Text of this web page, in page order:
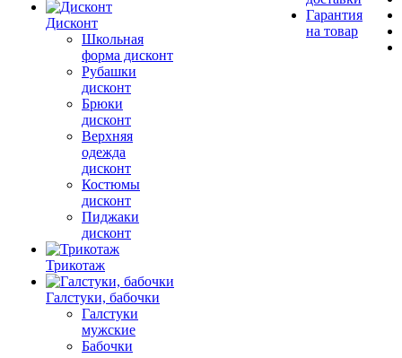
Дисконт
Школьная
форма дисконт
Рубашки
дисконт
Брюки
дисконт
Верхняя
одежда
дисконт
Костюмы
дисконт
Пиджаки
дисконт
Трикотаж
Галстуки, бабочки
Галстуки
мужские
Бабочки
Гарантия
на товар